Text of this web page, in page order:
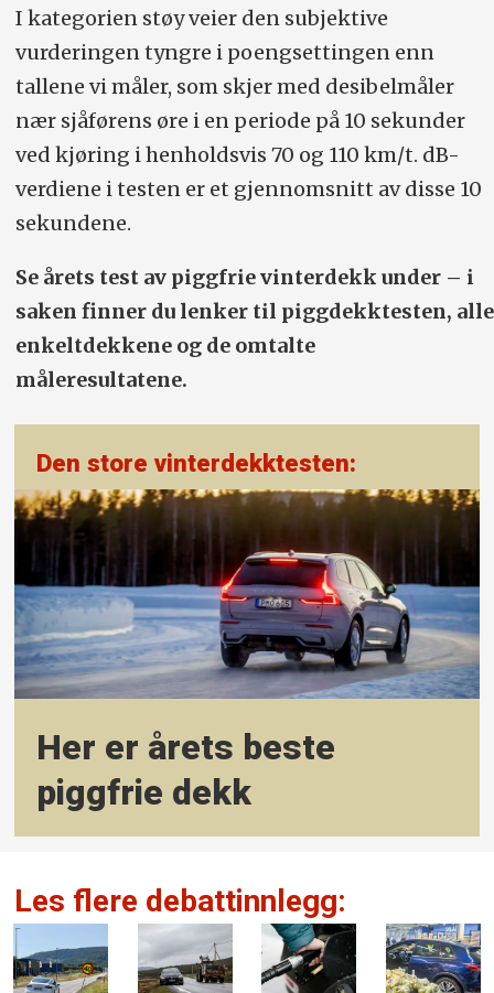
I kategorien støy veier den subjektive
vurderingen tyngre i poengsettingen enn
tallene vi måler, som skjer med desibelmåler
nær sjåførens øre i en periode på 10 sekunder
ved kjøring i henholdsvis 70 og 110 km/t. dB-
verdiene i testen er et gjennomsnitt av disse 10
sekundene.
Se årets test av piggfrie vinterdekk under – i
saken finner du lenker til piggdekktesten, alle
enkeltdekkene og de omtalte
måleresultatene.
Den store vinterdekktesten:
Her er årets beste
piggfrie dekk
Les flere debattinnlegg: